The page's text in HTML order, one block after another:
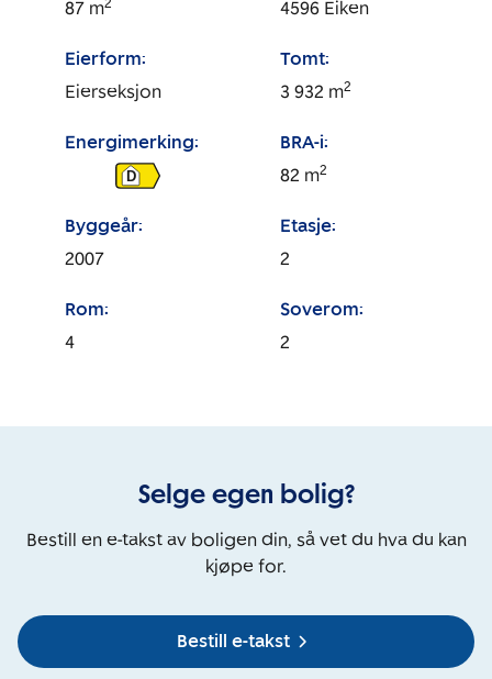
87 m2
4596 Eiken
Eierform:
Eierseksjon
Tomt:
3 932 m2
Energimerking:
D
BRA-i:
82 m2
Byggeår:
2007
Etasje:
2
Rom:
4
Soverom:
2
Selge egen bolig?
Bestill en e-takst av boligen din, så vet du hva du kan
kjøpe for.
Bestill e-takst